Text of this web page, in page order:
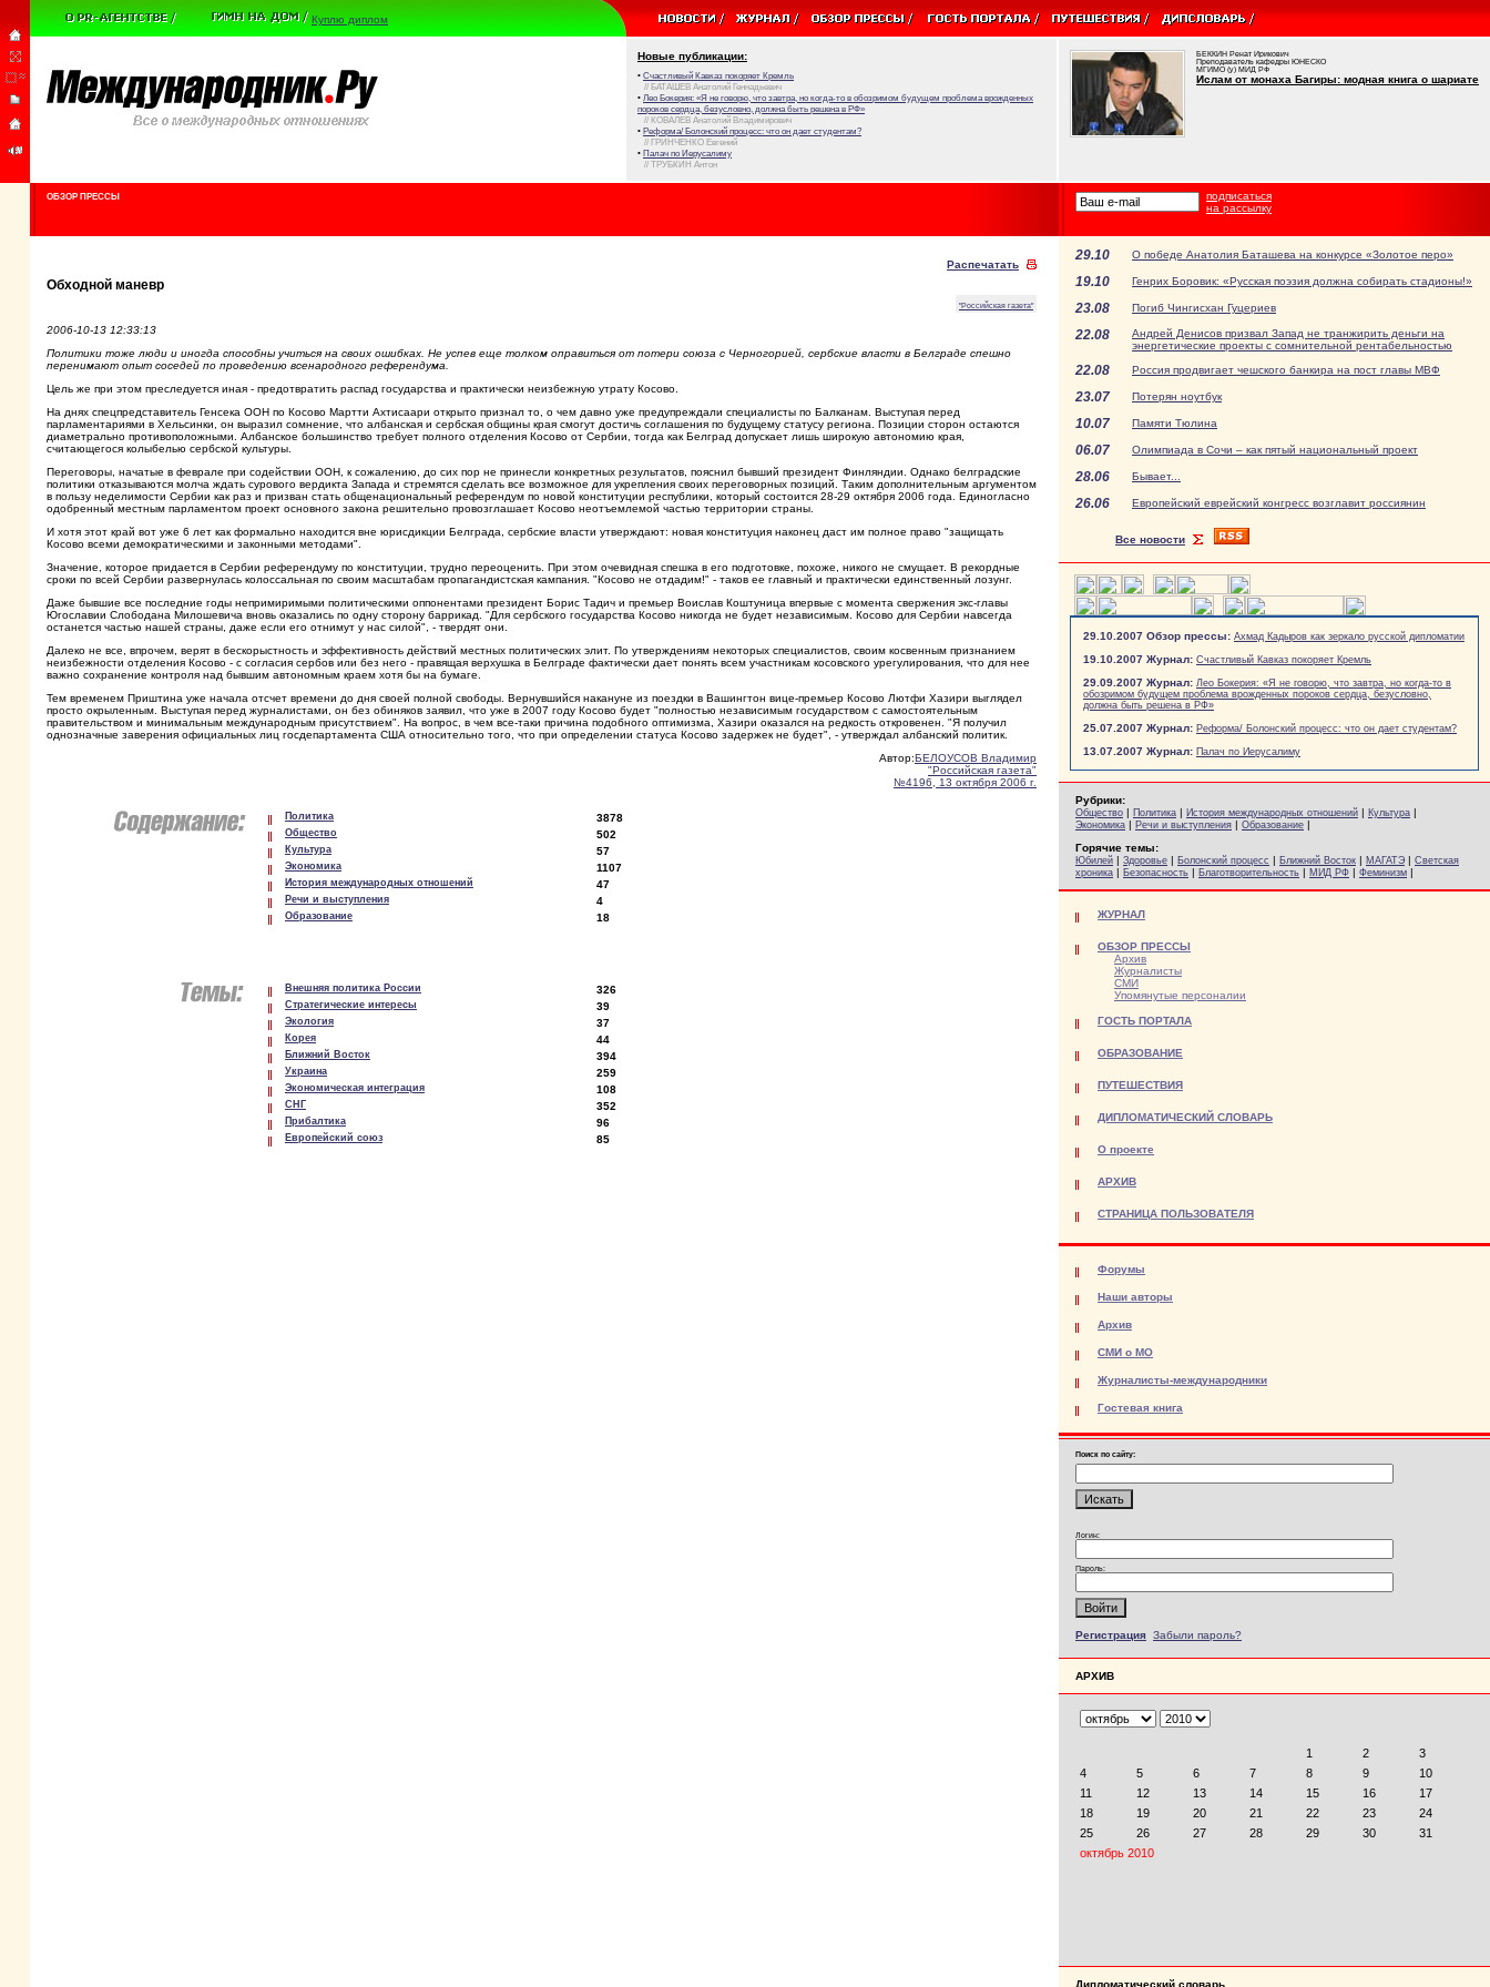
Куплю диплом
Новые публикации:
• Счастливый Кавказ покоряет Кремль
// БАТАШЕВ Анатолий Геннадьевич
• Лео Бокерия: «Я не говорю, что завтра, но когда-то в обозримом будущем проблема врожденных
пороков сердца, безусловно, должна быть решена в РФ»
// КОВАЛЕВ Анатолий Владимирович
• Реформа/ Болонский процесс: что он дает студентам?
// ГРИНЧЕНКО Евгений
• Палач по Иерусалиму
// ТРУБКИН Антон
БЕККИН Ренат Ирикович
Преподаватель кафедры ЮНЕСКО
МГИМО (у) МИД РФ
Ислам от монаха Багиры: модная книга о шариате
ОБЗОР ПРЕССЫ
подписаться
на рассылку
Распечатать
Обходной маневр
"Российская газета"
2006-10-13 12:33:13
Политики тоже люди и иногда способны учиться на своих ошибках. Не успев еще толком оправиться от потери союза с Черногорией, сербские власти в Белграде спешно
перенимают опыт соседей по проведению всенародного референдума.
Цель же при этом преследуется иная - предотвратить распад государства и практически неизбежную утрату Косово.
На днях спецпредставитель Генсека ООН по Косово Мартти Ахтисаари открыто признал то, о чем давно уже предупреждали специалисты по Балканам. Выступая перед
парламентариями в Хельсинки, он выразил сомнение, что албанская и сербская общины края смогут достичь соглашения по будущему статусу региона. Позиции сторон остаются
диаметрально противоположными. Албанское большинство требует полного отделения Косово от Сербии, тогда как Белград допускает лишь широкую автономию края,
считающегося колыбелью сербской культуры.
Переговоры, начатые в феврале при содействии ООН, к сожалению, до сих пор не принесли конкретных результатов, пояснил бывший президент Финляндии. Однако белградские
политики отказываются молча ждать сурового вердикта Запада и стремятся сделать все возможное для укрепления своих переговорных позиций. Таким дополнительным аргументом
в пользу неделимости Сербии как раз и призван стать общенациональный референдум по новой конституции республики, который состоится 28-29 октября 2006 года. Единогласно
одобренный местным парламентом проект основного закона решительно провозглашает Косово неотъемлемой частью территории страны.
И хотя этот край вот уже 6 лет как формально находится вне юрисдикции Белграда, сербские власти утверждают: новая конституция наконец даст им полное право "защищать
Косово всеми демократическими и законными методами".
Значение, которое придается в Сербии референдуму по конституции, трудно переоценить. При этом очевидная спешка в его подготовке, похоже, никого не смущает. В рекордные
сроки по всей Сербии развернулась колоссальная по своим масштабам пропагандистская кампания. "Косово не отдадим!" - таков ее главный и практически единственный лозунг.
Даже бывшие все последние годы непримиримыми политическими оппонентами президент Борис Тадич и премьер Воислав Коштуница впервые с момента свержения экс-главы
Югославии Слободана Милошевича вновь оказались по одну сторону баррикад. "Для сербского государства Косово никогда не будет независимым. Косово для Сербии навсегда
останется частью нашей страны, даже если его отнимут у нас силой", - твердят они.
Далеко не все, впрочем, верят в бескорыстность и эффективность действий местных политических элит. По утверждениям некоторых специалистов, своим косвенным признанием
неизбежности отделения Косово - с согласия сербов или без него - правящая верхушка в Белграде фактически дает понять всем участникам косовского урегулирования, что для нее
важно сохранение контроля над бывшим автономным краем хотя бы на бумаге.
Тем временем Приштина уже начала отсчет времени до дня своей полной свободы. Вернувшийся накануне из поездки в Вашингтон вице-премьер Косово Лютфи Хазири выглядел
просто окрыленным. Выступая перед журналистами, он без обиняков заявил, что уже в 2007 году Косово будет "полностью независимым государством с самостоятельным
правительством и минимальным международным присутствием". На вопрос, в чем все-таки причина подобного оптимизма, Хазири оказался на редкость откровенен. "Я получил
однозначные заверения официальных лиц госдепартамента США относительно того, что при определении статуса Косово задержек не будет", - утверждал албанский политик.
Автор:БЕЛОУСОВ Владимир
"Российская газета"
№4196, 13 октября 2006 г.
Политика 3878
Общество 502
Культура 57
Экономика 1107
История международных отношений 47
Речи и выступления 4
Образование 18
Внешняя политика России 326
Стратегические интересы 39
Экология 37
Корея 44
Ближний Восток 394
Украина 259
Экономическая интеграция 108
СНГ 352
Прибалтика 96
Европейский союз 85
29.10 О победе Анатолия Баташева на конкурсе «Золотое перо»
19.10 Генрих Боровик: «Русская поэзия должна собирать стадионы!»
23.08 Погиб Чингисхан Гуцериев
22.08
Андрей Денисов призвал Запад не транжирить деньги на
энергетические проекты с сомнительной рентабельностью
22.08 Россия продвигает чешского банкира на пост главы МВФ
23.07 Потерян ноутбук
10.07 Памяти Тюлина
06.07 Олимпиада в Сочи – как пятый национальный проект
28.06 Бывает...
26.06 Европейский еврейский конгресс возглавит россиянин
Все новости
29.10.2007 Обзор прессы: Ахмад Кадыров как зеркало русской дипломатии
19.10.2007 Журнал: Счастливый Кавказ покоряет Кремль
29.09.2007 Журнал: Лео Бокерия: «Я не говорю, что завтра, но когда-то в
обозримом будущем проблема врожденных пороков сердца, безусловно,
должна быть решена в РФ»
25.07.2007 Журнал: Реформа/ Болонский процесс: что он дает студентам?
13.07.2007 Журнал: Палач по Иерусалиму
Рубрики:
Общество | Политика | История международных отношений | Культура |
Экономика | Речи и выступления | Образование |
Горячие темы:
Юбилей | Здоровье | Болонский процесс | Ближний Восток | МАГАТЭ | Светская
хроника | Безопасность | Благотворительность | МИД РФ | Феминизм |
ЖУРНАЛ
ОБЗОР ПРЕССЫ
Архив
Журналисты
СМИ
Упомянутые персоналии
ГОСТЬ ПОРТАЛА
ОБРАЗОВАНИЕ
ПУТЕШЕСТВИЯ
ДИПЛОМАТИЧЕСКИЙ СЛОВАРЬ
О проекте
АРХИВ
СТРАНИЦА ПОЛЬЗОВАТЕЛЯ
Форумы
Наши авторы
Архив
СМИ о МО
Журналисты-международники
Гостевая книга
Поиск по сайту:
Логин:
Пароль:
Регистрация Забыли пароль?
АРХИВ
Дипломатический словарь